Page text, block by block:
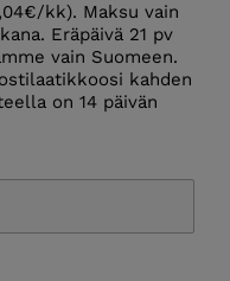
kk). Maksu vain
Eräpäivä 21 pv
vain Suomeen.
kahden
on 14 päivän